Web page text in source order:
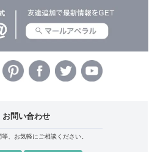
お問い合わせ
、お気軽にご相談ください。